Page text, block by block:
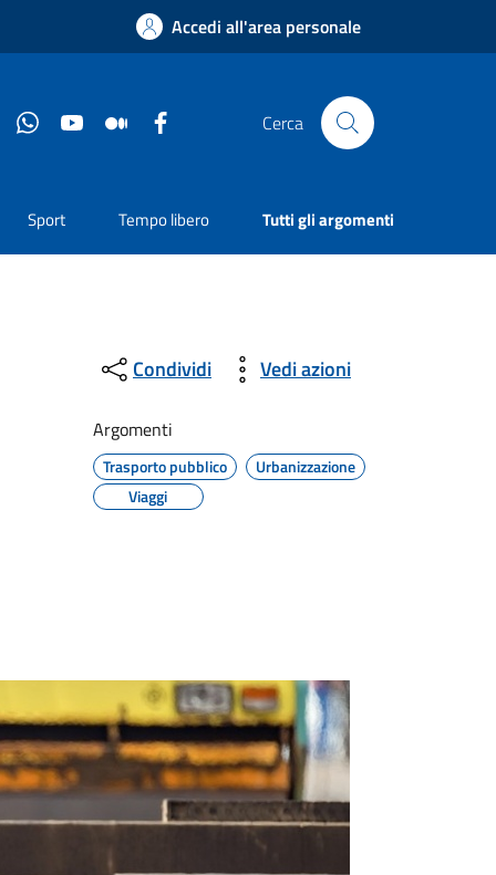
Accedi all'area personale
WhatsappYouTube Medium Cerca
Sport Tempo libero Tutti gli argomenti
Condividi Vedi azioni
Argomenti
Trasporto pubblico
Urbanizzazione
Viaggi